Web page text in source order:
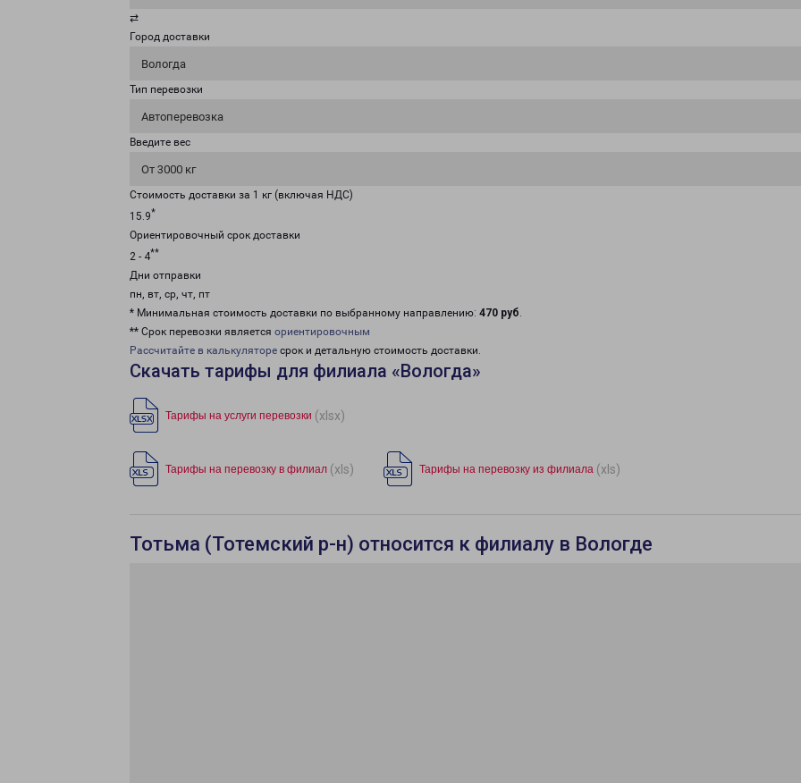
⇄
Город доставки
Вологда
Тип перевозки
Автоперевозка
Введите вес
От 3000 кг
Стоимость доставки за 1 кг (включая НДС)
15.9*
Ориентировочный срок доставки
2 - 4**
Дни отправки
пн, вт, ср, чт, пт
* Минимальная стоимость доставки по выбранному направлению: 470 руб.
** Срок перевозки является ориентировочным
Рассчитайте в калькуляторе срок и детальную стоимость доставки.
Скачать тарифы для филиала «Вологда»
Тарифы на услуги перевозки (xlsx)
Тарифы на перевозку в филиал (xls) Тарифы на перевозку из филиала (xls)
Тотьма (Тотемский р-н) относится к филиалу в Вологде